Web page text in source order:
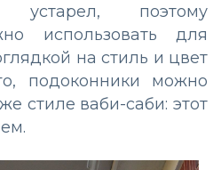
устарел, поэтому
использовать для
на стиль и цвет
подоконники можно
стиле ваби-саби: этот